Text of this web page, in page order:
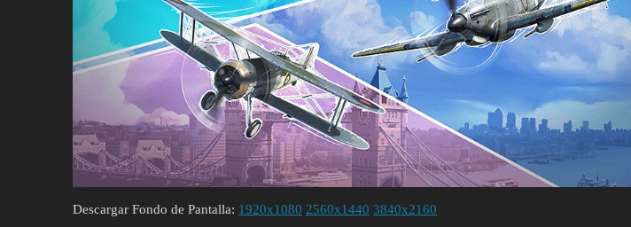
Descargar Fondo de Pantalla: 1920x1080 2560x1440 3840x2160